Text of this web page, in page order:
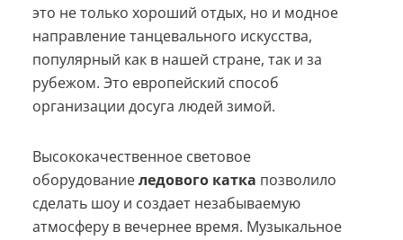
это не только хороший отдых, но и модное
направление танцевального искусства,
популярный как в нашей стране, так и за
рубежом. Это европейский способ
организации досуга людей зимой.
Высококачественное световое
оборудованиеледового катка позволило
сделать шоу и создает незабываемую
атмосферу в вечернее время. Музыкальное